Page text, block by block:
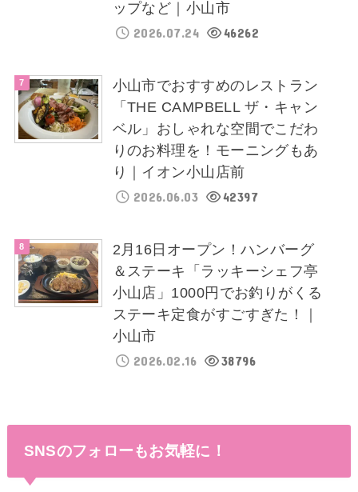
ップなど｜小山市
2026.07.24 46262
小山市でおすすめのレストラン
「THE CAMPBELL ザ・キャン
ベル」おしゃれな空間でこだわ
りのお料理を！モーニングもあ
り｜イオン小山店前
2026.06.03 42397
2月16日オープン！ハンバーグ
＆ステーキ「ラッキーシェフ亭
小山店」1000円でお釣りがくる
ステーキ定食がすごすぎた！｜
小山市
2026.02.16 38796
SNSのフォローもお気軽に！